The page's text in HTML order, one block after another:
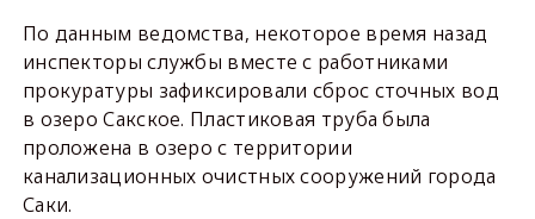
По данным ведомства, некоторое время назад
инспекторы службы вместе с работниками
прокуратуры зафиксировали сброс сточных вод
в озеро Сакское. Пластиковая труба была
проложена в озеро с территории
канализационных очистных сооружений города
Саки.